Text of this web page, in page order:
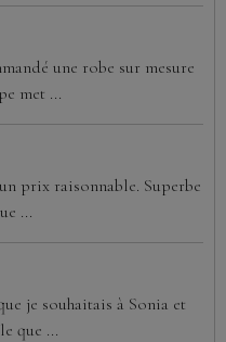
une robe sur mesure
met ...
prix raisonnable. Superbe
...
je souhaitais à Sonia et
que ...